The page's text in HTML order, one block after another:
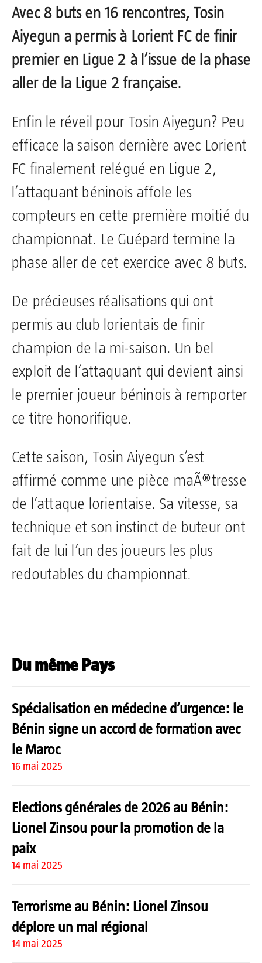
Avec 8 buts en 16 rencontres, Tosin
Aiyegun a permis à Lorient FC de finir
premier en Ligue 2 à l’issue de la phase
aller de la Ligue 2 française.
Enfin le réveil pour Tosin Aiyegun? Peu
efficace la saison dernière avec Lorient
FC finalement relégué en Ligue 2,
l’attaquant béninois affole les
compteurs en cette première moitié du
championnat. Le Guépard termine la
phase aller de cet exercice avec 8 buts.
De précieuses réalisations qui ont
permis au club lorientais de finir
champion de la mi-saison. Un bel
exploit de l’attaquant qui devient ainsi
le premier joueur béninois à remporter
ce titre honorifique.
Cette saison, Tosin Aiyegun s’est
affirmé comme une pièce maÃ®tresse
de l’attaque lorientaise. Sa vitesse, sa
technique et son instinct de buteur ont
fait de lui l’un des joueurs les plus
redoutables du championnat.
Du même Pays
Spécialisation en médecine d’urgence: le
Bénin signe un accord de formation avec
le Maroc
16 mai 2025
Elections générales de 2026 au Bénin:
Lionel Zinsou pour la promotion de la
paix
14 mai 2025
Terrorisme au Bénin: Lionel Zinsou
déplore un mal régional
14 mai 2025